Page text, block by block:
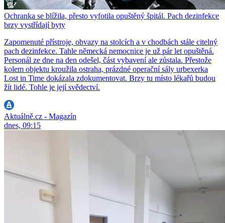
Ochranka se blížila, přesto vyfotila opuštěný špitál. Pach dezinfekce
brzy vystřídají byty
Zapomenuté přístroje, obvazy na stolcích a v chodbách stále citelný
pach dezinfekce. Tahle německá nemocnice je už pár let opuštěná.
Personál ze dne na den odešel, část vybavení ale zůstala. Přestože
kolem objektu kroužila ostraha, prázdné operační sály urbexerka
Lost in Time dokázala zdokumentovat. Brzy tu místo lékařů budou
žít lidé. Tohle je její svědectví.
Aktuálně.cz - Magazín
dnes, 09:15